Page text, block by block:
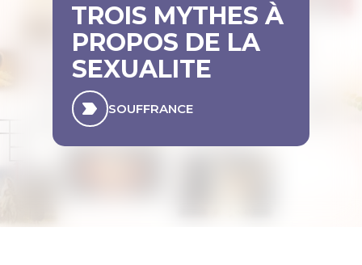
TROIS MYTHES À
PROPOS DE LA
SEXUALITE
SOUFFRANCE